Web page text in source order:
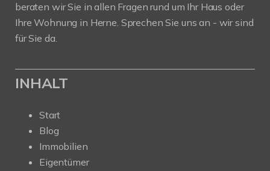
beraten wir Sie in allen Fragen rund um Ihr Haus oder
Ihre Wohnung in Herne. Sprechen Sie uns an - wir sind
für Sie da.
INHALT
Start
Blog
Immobilien
Eigentümer